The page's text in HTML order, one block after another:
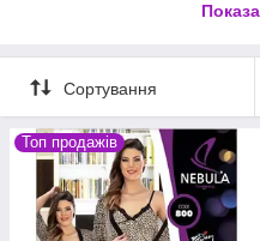
найдоступнішою ціною від
модні, популярні і новітні
Сортування
Топ продажів